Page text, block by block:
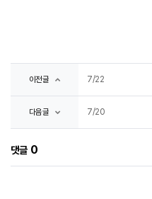
이전글 7/22
다음글 7/20
댓글 0